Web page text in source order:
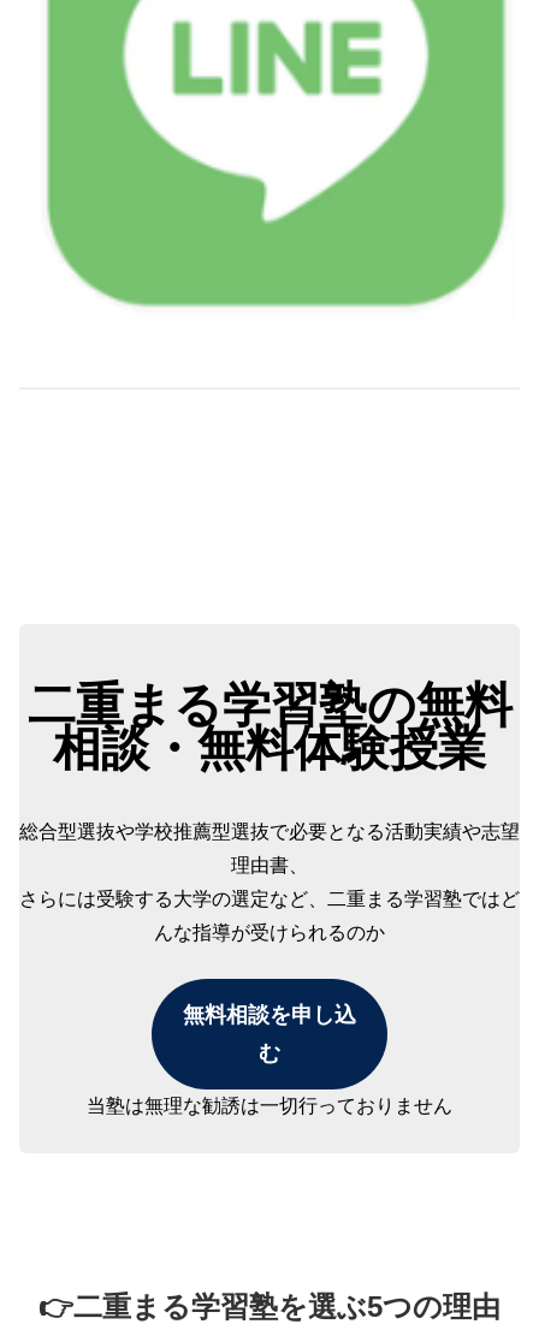
二重まる学習塾の無料
相談・無料体験授業
総合型選抜や学校推薦型選抜で必要となる活動実績や志望
理由書、
さらには受験する大学の選定など、二重まる学習塾ではど
んな指導が受けられるのか
無料相談を申し込
む
当塾は無理な勧誘は一切行っておりません
👉二重まる学習塾を選ぶ5つの理由